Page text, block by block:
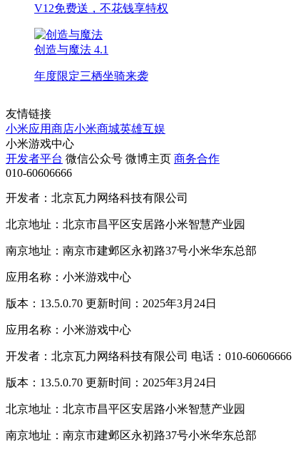
V12免费送，不花钱享特权
创造与魔法 4.1
年度限定三栖坐骑来袭
友情链接
小米应用商店小米商城英雄互娱
小米游戏中心
开发者平台 微信公众号 微博主页 商务合作
010-60606666
开发者：北京瓦力网络科技有限公司
北京地址：北京市昌平区安居路小米智慧产业园
南京地址：南京市建邺区永初路37号小米华东总部
应用名称：小米游戏中心
版本：13.5.0.70 更新时间：2025年3月24日
应用名称：小米游戏中心
开发者：北京瓦力网络科技有限公司 电话：010-60606666
版本：13.5.0.70 更新时间：2025年3月24日
北京地址：北京市昌平区安居路小米智慧产业园
南京地址：南京市建邺区永初路37号小米华东总部